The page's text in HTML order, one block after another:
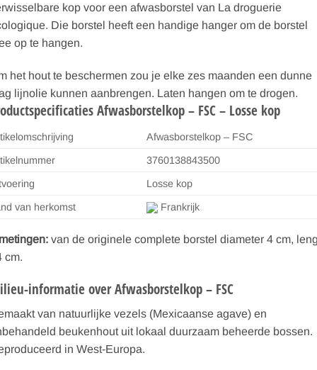
kop voor een afwasborstel van La droguerie
Die borstel heeft een handige hanger om de borstel
op te hangen.
het hout te beschermen zou je elke zes maanden een dunne
lijnolie kunnen aanbrengen. Laten hangen om te drogen.
Afwasborstelkop – FSC – Losse kop
Afwasborstelkop – FSC
3760138843500
Losse kop
van herkomst Frankrijk
van de originele complete borstel diameter 4 cm,
cm.
informatie over Afwasborstelkop – FSC
van natuurlijke vezels (Mexicaanse agave) en
beukenhout uit lokaal duurzaam beheerde bossen.
in West-Europa.